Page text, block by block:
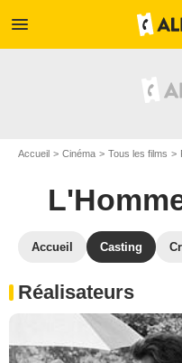
menu
Accueil Cinéma Tous les films
Accueil Casting
Réalisateurs